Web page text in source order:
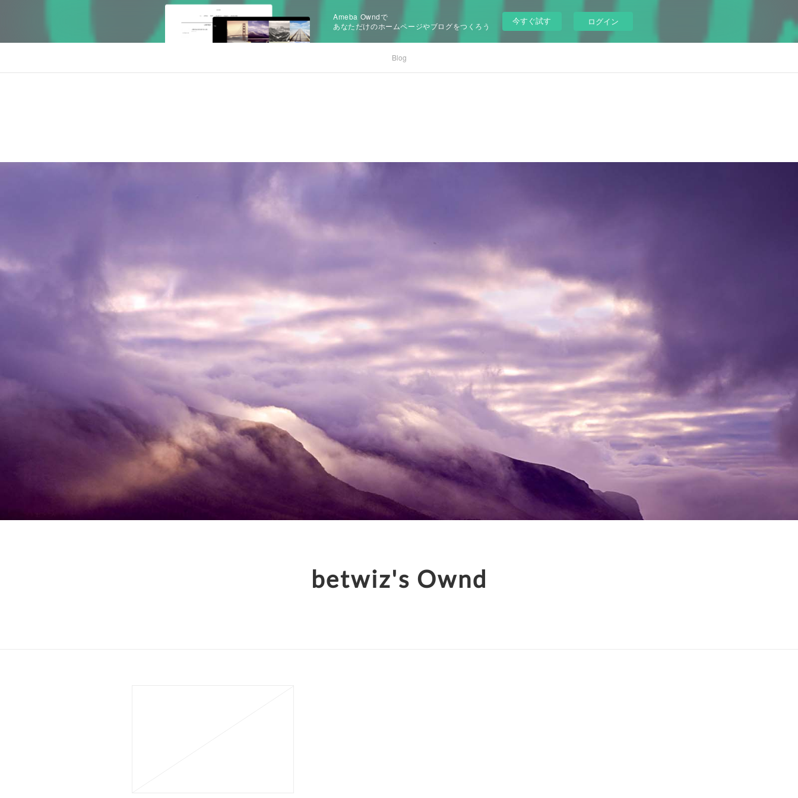
Ameba Owndで
あなただけのホームページやブログをつくろう
今すぐ試す ログイン
Blog
betwiz's Ownd